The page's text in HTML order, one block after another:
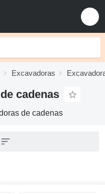
Excavadoras
cadenas
de cadenas